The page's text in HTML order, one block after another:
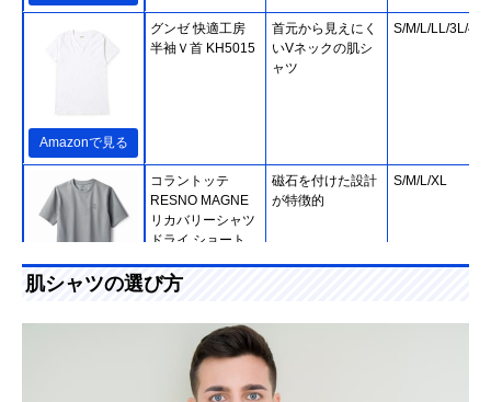
Amazonで見る
グンゼ 快適工房
半袖Ｖ首 KH5015
首元から見えにく
いVネックの肌シ
ャツ
S/M/L/LL/3L/4L
公式で見る
コラントッテ
RESNO MAGNE
リカバリーシャツ
ドライ ショート
磁石を付けた設計
が特徴的
S/M/L/XL
ビッグハンドイン
ターナショナル
SIL-VENDER メン
ズシルク半袖Vネ
にも優れたVネッ
クインナー
肌シャツの選び方